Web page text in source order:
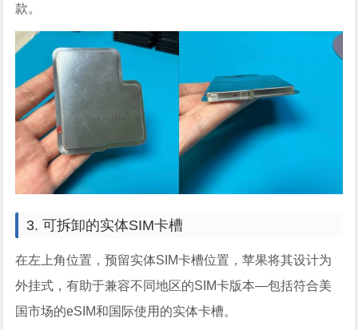
款。
3. 可拆卸的实体SIM卡槽
在左上角位置，预留实体SIM卡槽位置，苹果将其设计为
外挂式，有助于兼容不同地区的SIM卡版本—包括符合美
国市场的eSIM和国际使用的实体卡槽。